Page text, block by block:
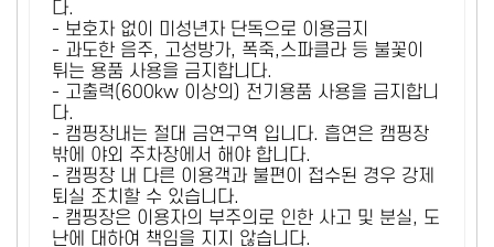
다.
- 보호자 없이 미성년자 단독으로 이용금지
- 과도한 음주, 고성방가, 폭죽,스파클라 등 불꽃이
튀는 용품 사용을 금지합니다.
- 고출력(600kw 이상의) 전기용품 사용을 금지합니
다.
- 캠핑장내는 절대 금연구역 입니다. 흡연은 캠핑장
밖에 야외 주차장에서 해야 합니다.
- 캠핑장 내 다른 이용객과 불편이 접수된 경우 강제
퇴실 조치할 수 있습니다.
- 캠핑장은 이용자의 부주의로 인한 사고 및 분실, 도
난에 대하여 책임을 지지 않습니다.